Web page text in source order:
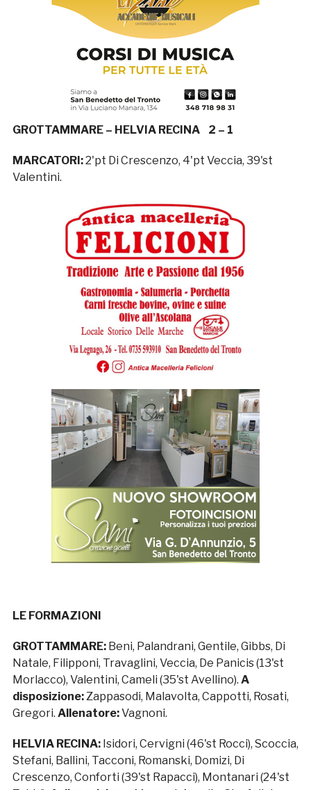
GROTTAMMARE – HELVIA RECINA 2 – 1
MARCATORI:2'pt Di Crescenzo, 4'pt Veccia, 39'st
Valentini.
LE FORMAZIONI
GROTTAMMARE: Beni, Palandrani, Gentile, Gibbs, Di
Natale, Filipponi, Travaglini, Veccia, De Panicis (13'st
Morlacco), Valentini, Cameli (35'st Avellino). A
disposizione:Zappasodi, Malavolta, Cappotti, Rosati,
Gregori. Allenatore:Vagnoni.
HELVIA RECINA: Isidori, Cervigni (46'st Rocci), Scoccia,
Stefani, Ballini, Tacconi, Romanski, Domizi, Di
Crescenzo, Conforti (39'st Rapacci), Montanari (24'st